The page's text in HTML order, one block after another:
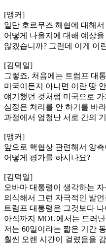
[앵커]
일단 호르무즈 해협에 대해
어떻게 나올지에 대해 예상
않겠습니까? 그런데 이게 이
[김덕일]
그렇죠, 처음에는 트럼프 대
미국이든지 아니면 이란 땅
얘기했던 것처럼 미국으로
심정은 처리를 안 하기를 바
과정에서 엄청난 서로 간의
[앵커]
앞으로 핵협상 관련해서 양
어떻게 평가를 하시나요?
[김덕일]
오바마 대통령이 생각하는
의식해서 그런 자극적인 발
트럼프 대통령은 그것보다
아직까지 MOU에서는 드러
저는 60일이라는 짧은 기간
훨씬 오랜 시간이 걸렸음을